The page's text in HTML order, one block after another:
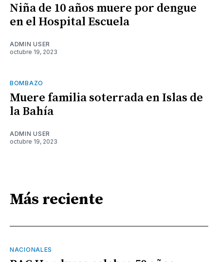
Niña de 10 años muere por dengue
en el Hospital Escuela
ADMIN USER
octubre 19, 2023
BOMBAZO
Muere familia soterrada en Islas de
la Bahía
ADMIN USER
octubre 19, 2023
Más reciente
NACIONALES